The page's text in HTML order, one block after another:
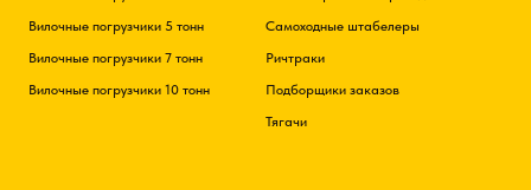
Вилочные погрузчики 5 тонн
Вилочные погрузчики 7 тонн
Вилочные погрузчики 10 тонн
Самоходные штабелеры
Ричтраки
Подборщики заказов
Тягачи